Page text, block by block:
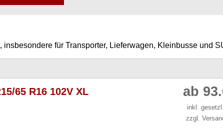
für Transporter, Lieferwagen, Kleinbusse und
65 R16 102V XL ab
inkl.
zzgl.